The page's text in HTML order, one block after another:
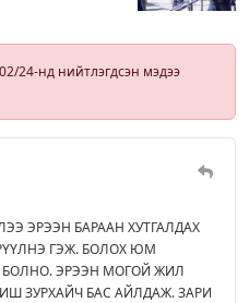
24-нд нийтлэгдсэн мэдээ
ЭРЭЭН БАРААН ХУТГАЛДАХ
ГЭЖ. БОЛОХ ЮМ
ЭРЭЭН МОГОЙ ЖИЛ
ЗУРХАЙЧ БАС АЙЛДАЖ. ЗАРИ